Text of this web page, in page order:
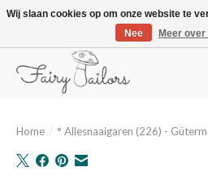
De mooiste online selectie stoffen en
Home / ° Allesnaaigaren (226) -
Wij slaan cookies op om onze website te
Nee
Meer